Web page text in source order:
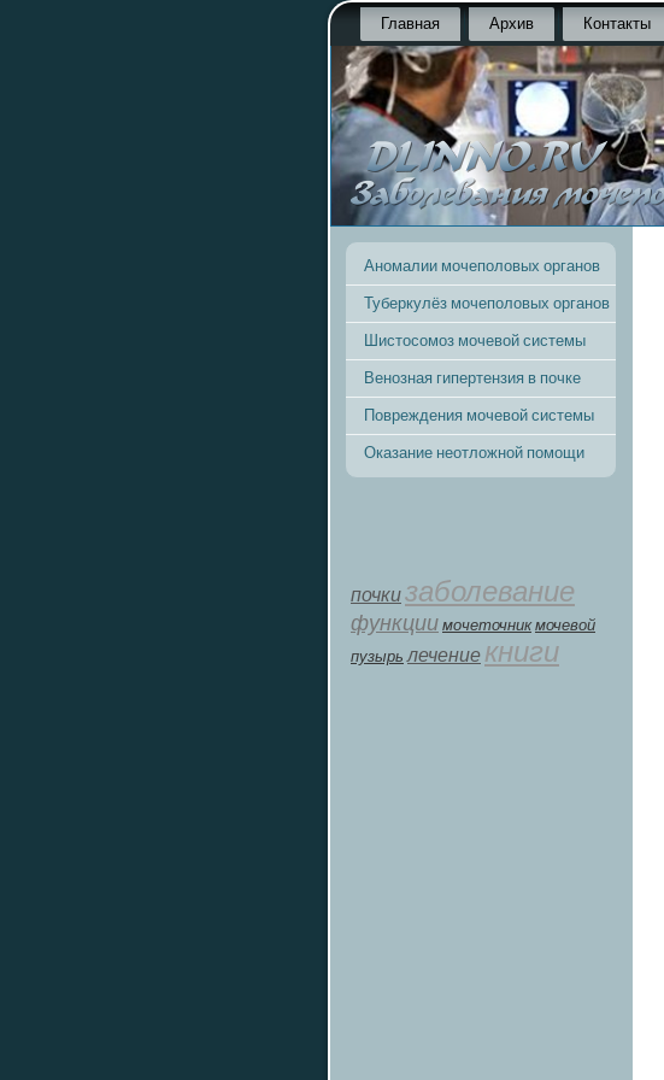
Главная Архив Контакты
Аномалии мочеполовых органов
Туберкулёз мочеполовых органов
Шистосомоз мочевой системы
Венозная гипертензия в почке
Повреждения мочевой системы
Оказание неотложной помощи
почкизаболевание
функции мοчеточник мочевой
пузырь лечение книги